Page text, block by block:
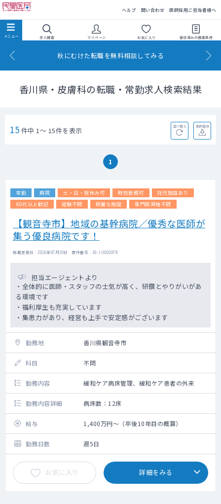
ヘルプ 問い合わせ 医師採用ご担当者様へ
求人検索 マイページ お気に入り 保存済みの検索条件
秋にむけた転職を無料相談してみる
香川県・皮膚科の転職・常勤求人検索結果
15 件中 1～ 15件を表示 並べ替え 条件保存
1
常勤 病院 土・日・祝休み可 時短勤務可
託児施設あり
60代以上歓迎
経験不問 綺麗な施設 専門医資格不問
【観音寺市】地域の基幹病院／優秀な医師が
集う優良病院です！
掲載更新日 : 2026年07月30日 案件番号 : 19-JU002078
担当エージェントより
・全体的に医師・スタッフの士気が高く、研鑽とやりがいがあ
る環境です
・福利厚生も充実しています
・集患力があり、経営も上手で安定感がございます
勤務地 香川県観音寺市
科目 不問
勤務内容 緩和ケア病床管理、緩和ケア患者の外来
勤務内容詳細 病床数：12床
給与 1,400万円～（卒後10年目の概算）
勤務日数 週5日
お気に入り 詳細をみる